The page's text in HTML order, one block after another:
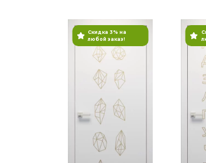
Скидка 3% на
любой заказ!